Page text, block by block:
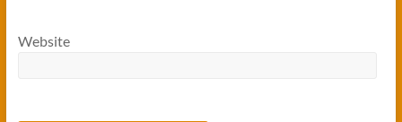
Website